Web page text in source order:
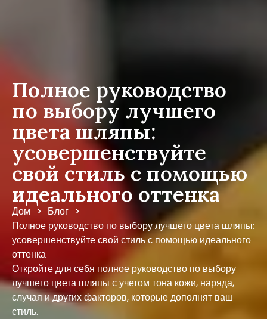
Полное руководство
по выбору лучшего
цвета шляпы:
усовершенствуйте
свой стиль с помощью
идеального оттенка
Дом > Блог >
Полное руководство по выбору лучшего цвета шляпы:
усовершенствуйте свой стиль с помощью идеального
оттенка
Откройте для себя полное руководство по выбору
лучшего цвета шляпы с учетом тона кожи, наряда,
случая и других факторов, которые дополнят ваш
стиль.